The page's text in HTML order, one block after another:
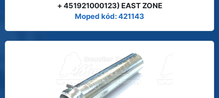
+ 451921000123) EAST ZONE
Moped kód: 421143